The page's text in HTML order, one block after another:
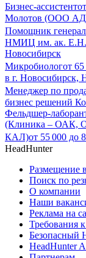
Бизнес-ассистентот
Молотов (ООО
Помощник
НМИЦ им. ак. Е.Н.
Новосибирск
Микробиологот 65
в г. Новосибирск,
Менеджер по
бизнес решений
Фельдшер-
(Клиника – ОАК,
КАЛ)от 55 000 до
HeadHunter
Размещение
Поиск по
О компании
Наши
Реклама на
Требования
Безопасный
HeadHunter